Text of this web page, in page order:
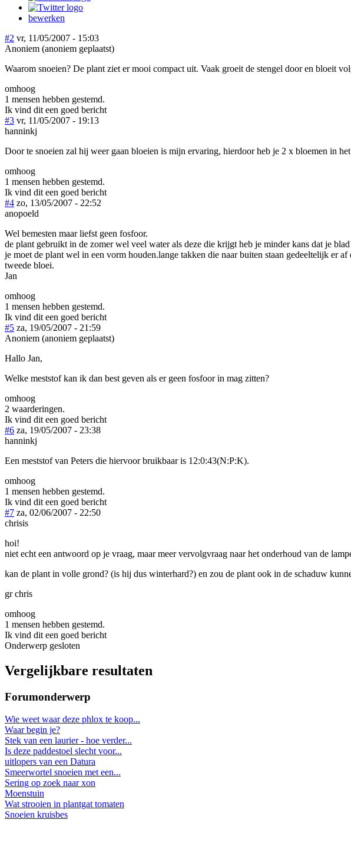
bewerken
#2 vr, 11/05/2007 - 15:03
Anoniem (anoniem geplaatst)
Waarom snoeien? De plant ziet er mooi compact uit. Vaak groeit de stengel door en bloeit
omhoog
1 mensen hebben gestemd.
Ik vind dit een goed bericht
#3 vr, 11/05/2007 - 19:13
hanninkj
Door te snoeien zal hij weer gaan bloeien is mijn ervaring, hierdoor heb je 2 x bloemen in
omhoog
1 mensen hebben gestemd.
Ik vind dit een goed bericht
#4 zo, 13/05/2007 - 22:52
anopoeld
Wel bemesten maar liefst geen fosfoor.
de plant gebruikt in de zomer wel veel water als deze die krijgt heb je minder kans dat je
je moet de plant wel in een vorm houden.lange takken die naar buiten staan gedeeltelijk er
tweede bloei.
Jan
omhoog
1 mensen hebben gestemd.
Ik vind dit een goed bericht
#5 za, 19/05/2007 - 21:59
Anoniem (anoniem geplaatst)
Hallo Jan,
Welke meststof kan ik dan best geven als er geen fosfoor in mag zitten?
omhoog
2 waarderingen.
Ik vind dit een goed bericht
#6 za, 19/05/2007 - 23:38
hanninkj
Een meststof van Peters die hiervoor bruikbaar is 12:0:43(N:P:K).
omhoog
1 mensen hebben gestemd.
Ik vind dit een goed bericht
#7 za, 02/06/2007 - 22:50
chrisis
hoi!
niet echt een antwoord op je vraag, maar meer vervolgvraag naar het onderhoud van de
kan de plant in volle grond? (is hij dus winterhard?) en zou de plant ook in de schaduw
gr chris
omhoog
1 mensen hebben gestemd.
Ik vind dit een goed bericht
Onderwerp gesloten
Vergelijkbare resultaten
Forumonderwerp
Wie weet waar deze phlox te koop...
Waar begin je?
Stek van een laurier - hoe verder...
Is deze paddestoel slecht voor...
uitlopers van een Datura
Smeerwortel snoeien met een...
Sering op zoek naar xon
Moenstuin
Wat strooien in plantgat tomaten
Snoeien kruisbes